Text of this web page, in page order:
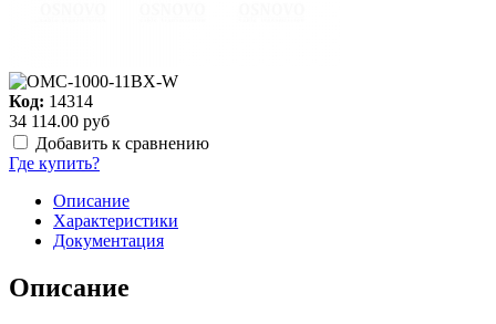
Код: 14314
34 114.00 руб
Добавить к сравнению
Где купить?
Описание
Характеристики
Документация
Описание